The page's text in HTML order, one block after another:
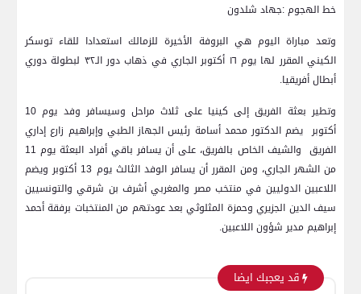
خط الهجوم :جهاد شلدون
وتعد مباراة اليوم هي البروفة الأخيرة للزمالك استعدادا للقاء توسكر
الكيني المقرر لها يوم ١٦ أكتوبر الجاري في ذهاب دور الـ٣٢ لبطولة دوري
أبطال أفريقيا.
وتطير بعثة الفريق إلى كينيا على ثلاث مراحل وسيسافر وفد يوم 10
أكتوبر يضم الدكتور محمد أسامة رئيس الجهاز الطبي وإبراهيم زارع إداري
الفريق والشيف الخاص بالفريق، على أن يسافر باقي أفراد البعثة يوم 11
من الشهر الجاري، ومن المقرر أن يسافر الوفد الثالث يوم 13 أكتوبر ويضم
اللاعبين الدوليين في منتخب مصر والمغربي أشرف بن شرقي والتونسيين
سيف الدين الجزيري وحمزة المثلوثي بعد عودتهم من المنتخبات برفقة أحمد
إبراهيم مدير شؤون اللاعبين.
قد يعجبك ايضا